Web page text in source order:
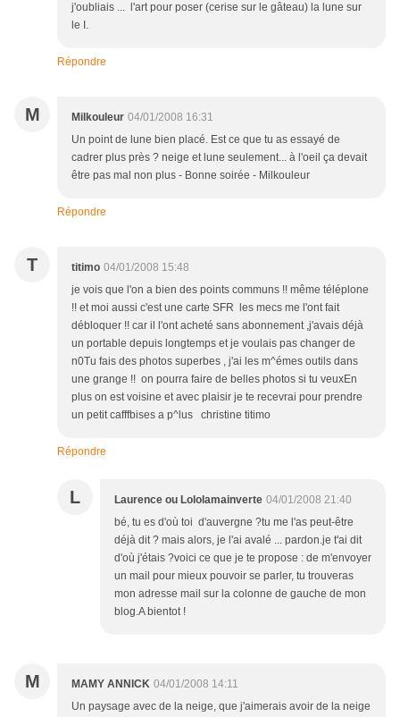
j'oubliais ... l'art pour poser (cerise sur le gâteau) la lune sur
le I.
Répondre
M Milkouleur 04/01/2008 16:31
Un point de lune bien placé. Est ce que tu as essayé de
cadrer plus près ? neige et lune seulement... à l'oeil ça devait
être pas mal non plus - Bonne soirée - Milkouleur
Répondre
T titimo 04/01/2008 15:48
je vois que l'on a bien des points communs !! même téléplone
!! et moi aussi c'est une carte SFR les mecs me l'ont fait
débloquer !! car il l'ont acheté sans abonnement ,j'avais déjà
un portable depuis longtemps et je voulais pas changer de
n0Tu fais des photos superbes , j'ai les m^émes outils dans
une grange !! on pourra faire de belles photos si tu veuxEn
plus on est voisine et avec plaisir je te recevrai pour prendre
un petit cafffbises a p^lus christine titimo
Répondre
L Laurence ou Lololamainverte 04/01/2008 21:40
bé, tu es d'où toi d'auvergne ?tu me l'as peut-être
déjà dit ? mais alors, je l'ai avalé ... pardon.je t'ai dit
d'où j'étais ?voici ce que je te propose : de m'envoyer
un mail pour mieux pouvoir se parler, tu trouveras
mon adresse mail sur la colonne de gauche de mon
blog.A bientot !
M MAMY ANNICK 04/01/2008 14:11
Un paysage avec de la neige, que j'aimerais avoir de la neige